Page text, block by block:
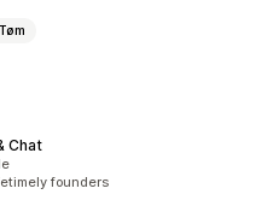
Tøm
Chat
founders